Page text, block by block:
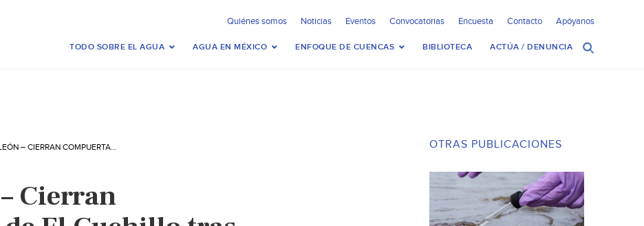
Quiénes somos Noticias Eventos Convocatorias Encuesta Contacto Apóyanos
TODO SOBRE EL AGUA AGUA EN MÉXICO ENFOQUE DE CUENCAS BIBLIOTECA ACTÚA / DENUNCIA
NUEVO LEÓN – CIERRAN COMPUERTAS DE EL CUCHILLO TRAS 12 DÍAS, ¿CUÁNTA AGUA ENVIÓ NL A TAMAULIPAS? (ABC NOTICIAS)
Cierran
OTRAS PUBLICACIONES